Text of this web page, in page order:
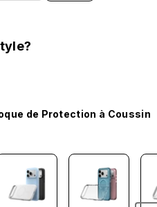
de Protection à Coussin